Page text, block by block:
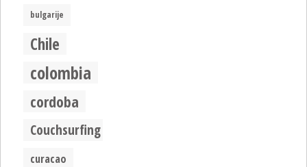
bulgarije
Chile
colombia
cordoba
Couchsurfing
curacao